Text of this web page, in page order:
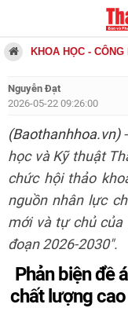
KHOA HỌC - CÔNG
Nguyễn Đạt
2026-05-22 09:26:00
(Baothanhhoa.vn)-
học và Kỹ thuật
chức hội thảo
nguồn nhân lực
mới và tự chủ của
đoạn 2026-2030".
Phản biện đề
chất lượng